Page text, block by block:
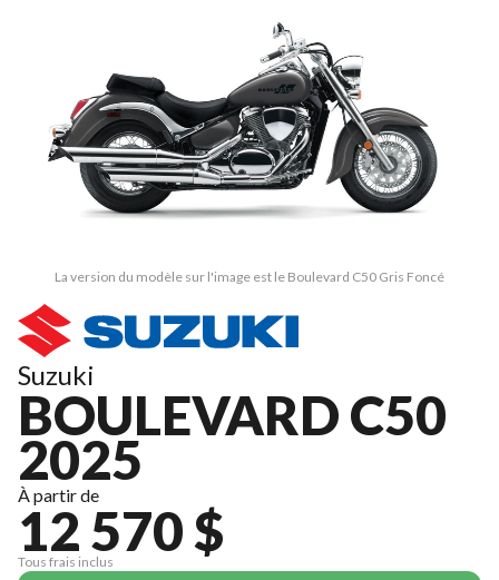
La version du modèle sur l'image est le Boulevard C50 Gris Foncé
Suzuki
BOULEVARD C50
2025
À partir de
12 570 $
Tous frais inclus